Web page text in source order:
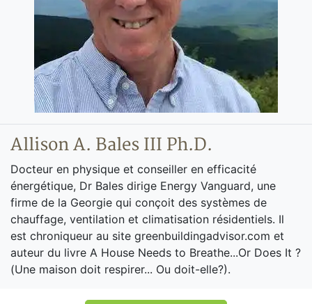
Allison A. Bales III Ph.D.
Docteur en physique et conseiller en efficacité
énergétique, Dr Bales dirige Energy Vanguard, une
firme de la Georgie qui conçoit des systèmes de
chauffage, ventilation et climatisation résidentiels. Il
est chroniqueur au site greenbuildingadvisor.com et
auteur du livre A House Needs to Breathe...Or Does It ?
(Une maison doit respirer... Ou doit-elle?).